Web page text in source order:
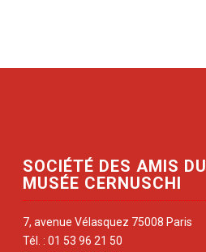
SOCIÉTÉ DES AMIS DU
MUSÉE CERNUSCHI
7, avenue Vélasquez 75008 Paris
Tél. : 01 53 96 21 50